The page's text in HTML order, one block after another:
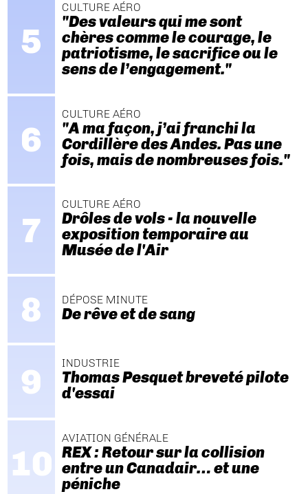
CULTURE AÉRO
"Des valeurs qui me sont
chères comme le courage, le
patriotisme, le sacrifice ou le
sens de l’engagement."
CULTURE AÉRO
"A ma façon, j’ai franchi la
Cordillère des Andes. Pas une
fois, mais de nombreuses fois."
CULTURE AÉRO
Drôles de vols - la nouvelle
exposition temporaire au
Musée de l'Air
DÉPOSE MINUTE
De rêve et de sang
INDUSTRIE
Thomas Pesquet breveté pilote
d'essai
AVIATION GÉNÉRALE
REX : Retour sur la collision
entre un Canadair… et une
péniche